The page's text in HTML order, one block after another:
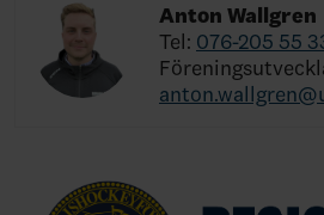
Anton Wallgren
Tel: 076-205 55